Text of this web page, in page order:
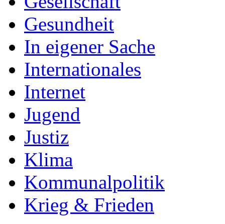
Gesundheit
In eigener Sache
Internationales
Internet
Jugend
Justiz
Klima
Kommunalpolitik
Krieg & Frieden